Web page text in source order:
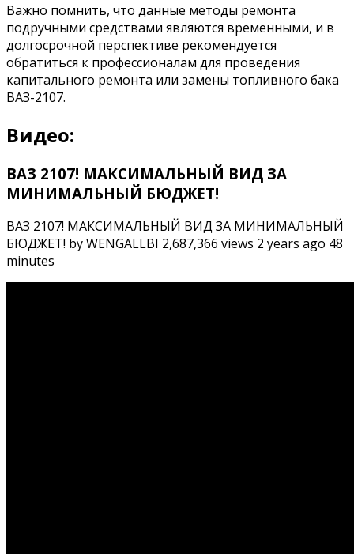
Важно помнить, что данные методы ремонта
подручными средствами являются временными, и в
долгосрочной перспективе рекомендуется
обратиться к профессионалам для проведения
капитального ремонта или замены топливного бака
ВАЗ-2107.
Видео:
ВАЗ 2107! МАКСИМАЛЬНЫЙ ВИД ЗА
МИНИМАЛЬНЫЙ БЮДЖЕТ!
ВАЗ 2107! МАКСИМАЛЬНЫЙ ВИД ЗА МИНИМАЛЬНЫЙ
БЮДЖЕТ! by WENGALLBI 2,687,366 views 2 years ago 48
minutes